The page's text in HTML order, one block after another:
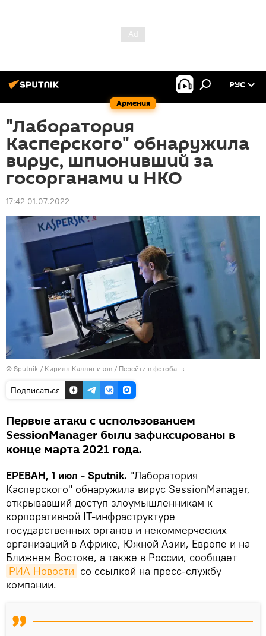
Армения
РУС
"Лаборатория
Касперского" обнаружила
вирус, шпионивший за
госорганами и НКО
17:42 01.07.2022
© Sputnik / Кирилл Каллиников / Перейти в фотобанк
Подписаться
Первые атаки с использованием
SessionManager были зафиксированы в
конце марта 2021 года.
ЕРЕВАН, 1 июл - Sputnik. "Лаборатория
Касперского" обнаружила вирус SessionManager,
открывавший доступ злоумышленникам к
корпоративной IT-инфраструктуре
государственных органов и некоммерческих
организаций в Африке, Южной Азии, Европе и на
Ближнем Востоке, а также в России, сообщает
РИА Новости со ссылкой на пресс-службу
компании.